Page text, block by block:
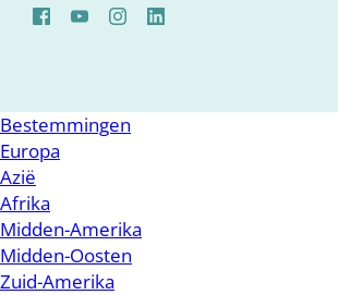
Bestemmingen
Europa
Azië
Afrika
Midden-Amerika
Midden-Oosten
Zuid-Amerika